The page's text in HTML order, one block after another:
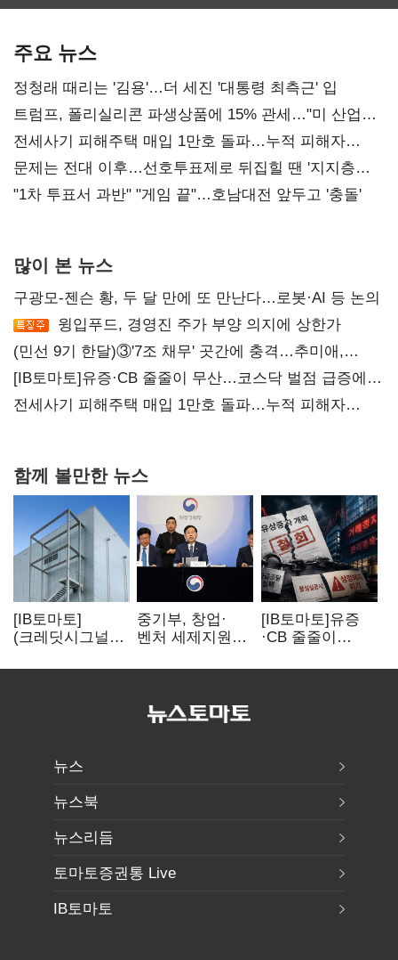
주요 뉴스
정청래 때리는 '김용'…더 세진 '대통령 최측근' 입
트럼프, 폴리실리콘 파생상품에 15% 관세…"미 산업
재건"
전세사기 피해주택 매입 1만호 돌파…누적 피해자
4만278명
문제는 전대 이후…선호투표제로 뒤집힐 땐 '지지층
불복'
"1차 투표서 과반" "게임 끝"…호남대전 앞두고 '충돌'
많이 본 뉴스
구광모-젠슨 황, 두 달 만에 또 만난다…로봇·AI 등 논의
윙입푸드, 경영진 주가 부양 의지에 상한가
(민선 9기 한달)③'7조 채무' 곳간에 충격…추미애,
20년만에 '비상재정' 선언 승부수
[IB토마토]유증·CB 줄줄이 무산…코스닥 벌점 급증에
상폐 압박
전세사기 피해주택 매입 1만호 돌파…누적 피해자
함께 볼만한 뉴스
[IB토마토]
(크레딧시그널)
수혜에도
중기부, 창업·
벤처 세제지원
사업승계
[IB토마토]유증
·CB 줄줄이
벌점 급증에 상폐
뉴스
뉴스북
뉴스리듬
토마토증권통 Live
IB토마토